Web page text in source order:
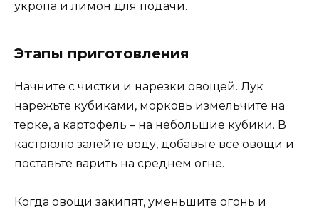
укропа и лимон для подачи.
Этапы приготовления
Начните с чистки и нарезки овощей. Лук
нарежьте кубиками, морковь измельчите на
терке, а картофель – на небольшие кубики. В
кастрюлю залейте воду, добавьте все овощи и
поставьте варить на среднем огне.
Когда овощи закипят, уменьшите огонь и